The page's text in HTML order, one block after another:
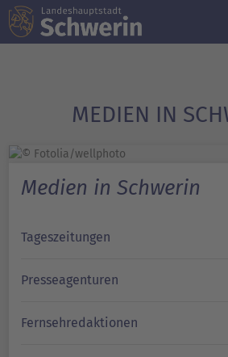
MEDIEN IN
Medien in Schwerin
Tageszeitungen
Presseagenturen
Fernsehredaktionen